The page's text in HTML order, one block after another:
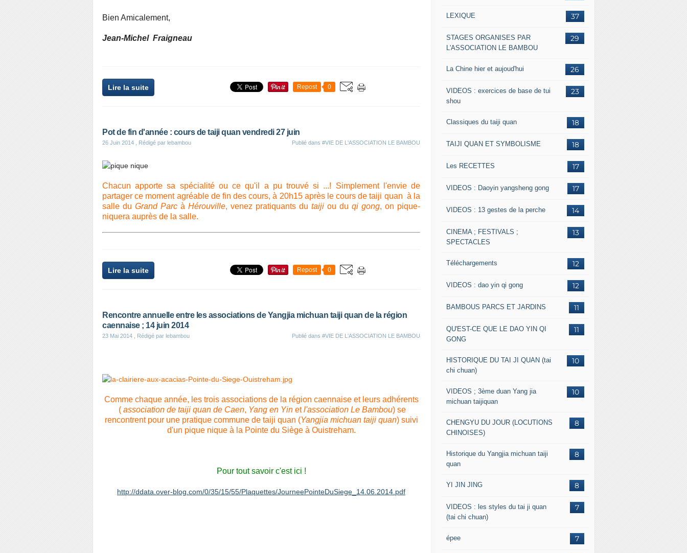
Bien Amicalement,
Jean-Michel Fraigneau
Lire la suite Repost 0
Pot de fin d'année : cours de taiji quan vendredi 27 juin
26 Juin 2014 , Rédigé par lebambou Publié dans #VIE DE L'ASSOCIATION LE BAMBOU
Chacun apporte sa spécialité ou ce qu'il a pu trouvé si ...! Simplement l'envie de
partager ce moment agréable de fin des cours, à 20h15 après le cours de taiji quan à la
salle du Grand Parc à Hérouville, venez pratiquants du taiji ou du qi gong, on pique-
niquera auprès de la salle.
Lire la suite Repost 0
Rencontre annuelle entre les associations de Yangjia michuan taiji quan de la région
caennaise ; 14 juin 2014
23 Mai 2014 , Rédigé par lebambou Publié dans #VIE DE L'ASSOCIATION LE BAMBOU
Comme chaque année, les trois associations de la région caennaise et leurs adhérents
( association de taiji quan de Caen, Yang en Yin etl'association Le Bambou) se
rencontrent pour une pratique commune de taiji quan (Yangjia michuan taiji quan) suivi
d'un pique nique à la Pointe du Siège à Ouistreham.
Pour tout savoir c'est ici !
http://ddata.over-blog.com/0/35/15/55/Plaquettes/JourneePointeDuSiege_14.06.2014.pdf
37
LEXIQUE
29
STAGES ORGANISES PAR
L'ASSOCIATION LE BAMBOU
26
La Chine hier et aujoud'hui
23
VIDEOS : exercices de base de tui
shou
18
Classiques du taiji quan
18
TAIJI QUAN ET SYMBOLISME
17
Les RECETTES
17
VIDEOS : Daoyin yangsheng gong
14
VIDEOS : 13 gestes de la perche
13
CINEMA ; FESTIVALS ;
SPECTACLES
12
Téléchargements
12
VIDEOS : dao yin qi gong
11
BAMBOUS PARCS ET JARDINS
11
QU'EST-CE QUE LE DAO YIN QI
GONG
10
HISTORIQUE DU TAI JI QUAN (tai
chi chuan)
10
VIDEOS ; 3ème duan Yang jia
michuan taijiquan
8
CHENGYU DU JOUR (LOCUTIONS
CHINOISES)
8
Historique du Yangjia michuan taiji
quan
8
YI JIN JING
7
VIDEOS : les styles du tai ji quan
(tai chi chuan)
7
épee